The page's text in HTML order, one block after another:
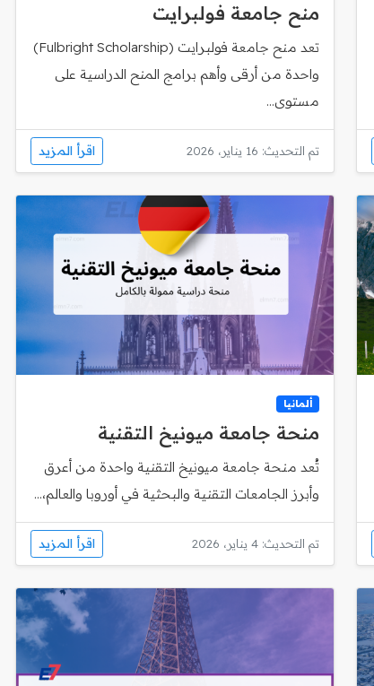
منح جامعة فولبرايت
تعد منح جامعة فولبرايت (Fulbright Scholarship)
واحدة من أرقى وأهم برامج المنح الدراسية على
مستوى...
تم التحديث: 16 يناير، 2026 اقرأ المزيد
ألمانيا
منحة جامعة ميونيخ التقنية
تُعد منحة جامعة ميونيخ التقنية واحدة من أعرق
وأبرز الجامعات التقنية والبحثية في أوروبا والعالم،...
تم التحديث: 4 يناير، 2026 اقرأ المزيد